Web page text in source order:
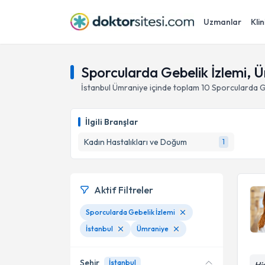
Uzmanlar
Sporcularda Gebelik İzlemi,
İstanbul Ümraniye içinde toplam 10 Sporcularda
İlgili Branşlar
Kadın Hastalıkları ve Doğum
1
Aktif Filtreler
Sporcularda Gebelik İzlemi
İstanbul
Ümraniye
Şehir İstanbul